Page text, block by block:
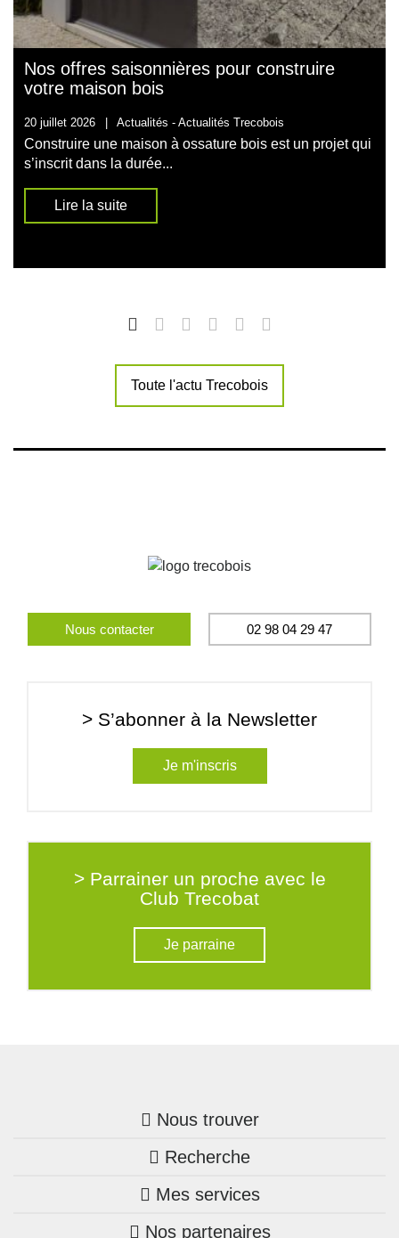
Nos offres saisonnières pour construire
votre maison bois
20 juillet 2026 Actualités - Actualités Trecobois
Construire une maison à ossature bois est un projet qui
s’inscrit dans la durée...
Lire la suite
Toute l'actu Trecobois
Nous contacter 02 98 04 29 47
> S’abonner à la Newsletter
Je m'inscris
> Parrainer un proche avec le
Club Trecobat
Je parraine
Nous trouver
Trouver une agence
Bretagne
Recherche
Nos annonces
Mes services
Mon compte Trecobois
Nos partenaires